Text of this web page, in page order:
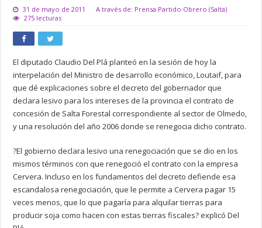
31 de mayo de 2011
A través de: Prensa Partido Obrero (Salta)
275 lecturas
El diputado Claudio Del Plá planteó en la sesión de hoy la
interpelación del Ministro de desarrollo económico, Loutaif, para
que dé explicaciones sobre el decreto del gobernador que
declara lesivo para los intereses de la provincia el contrato de
concesión de Salta Forestal correspondiente al sector de Olmedo,
y una resolución del año 2006 donde se renegocia dicho contrato.
?El gobierno declara lesivo una renegociación que se dio en los
mismos términos con que renegoció el contrato con la empresa
Cervera. Incluso en los fundamentos del decreto defiende esa
escandalosa renegociación, que le permite a Cervera pagar 15
veces menos, que lo que pagaría para alquilar tierras para
producir soja como hacen con estas tierras fiscales? explicó Del